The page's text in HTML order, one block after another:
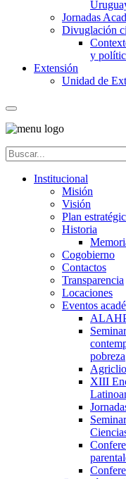
Jornadas
Divuglación
y
Extensión
Unidad de
Institucional
Misión
Visión
Plan
Historia
Cogobierno
Contactos
Transparencia
Locaciones
Eventos
pobreza
XIII